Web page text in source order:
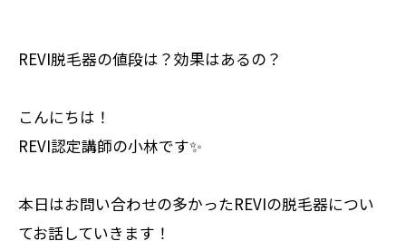
REVI脱毛器の値段は？効果はあるの？
こんにちは！
REVI認定講師の小林です✨
本日はお問い合わせの多かったREVIの脱毛器につい
てお話していきます！